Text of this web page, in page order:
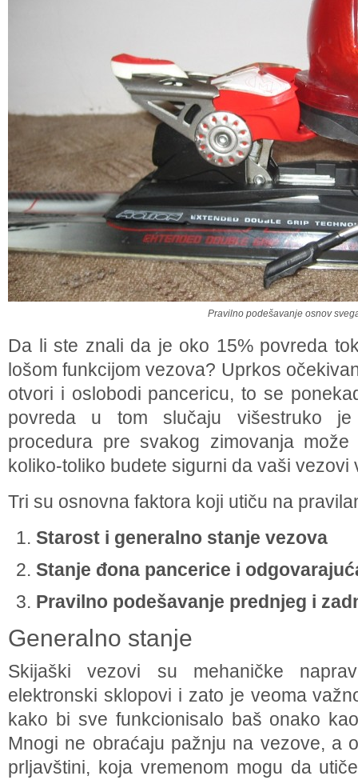
Pravilno podešavanje osnov
Da li ste znali da je oko 15% povreda
lošom funkcijom vezova? Uprkos
otvori i oslobodi pancericu, to se
povreda u tom slučaju višestruko je
procedura pre svakog zimovanja
koliko-toliko budete sigurni da vaši
Tri su osnovna faktora koji utiču na
Starost i generalno stanje vezova
Stanje đona pancerice i
Pravilno podešavanje prednjeg i
Generalno stanje
Skijaški vezovi su mehaničke
elektronski sklopovi i zato je veoma
kako bi sve funkcionisalo baš onako
Mnogi ne obraćaju pažnju na vezove, a
prljavštini, koja vremenom mogu da